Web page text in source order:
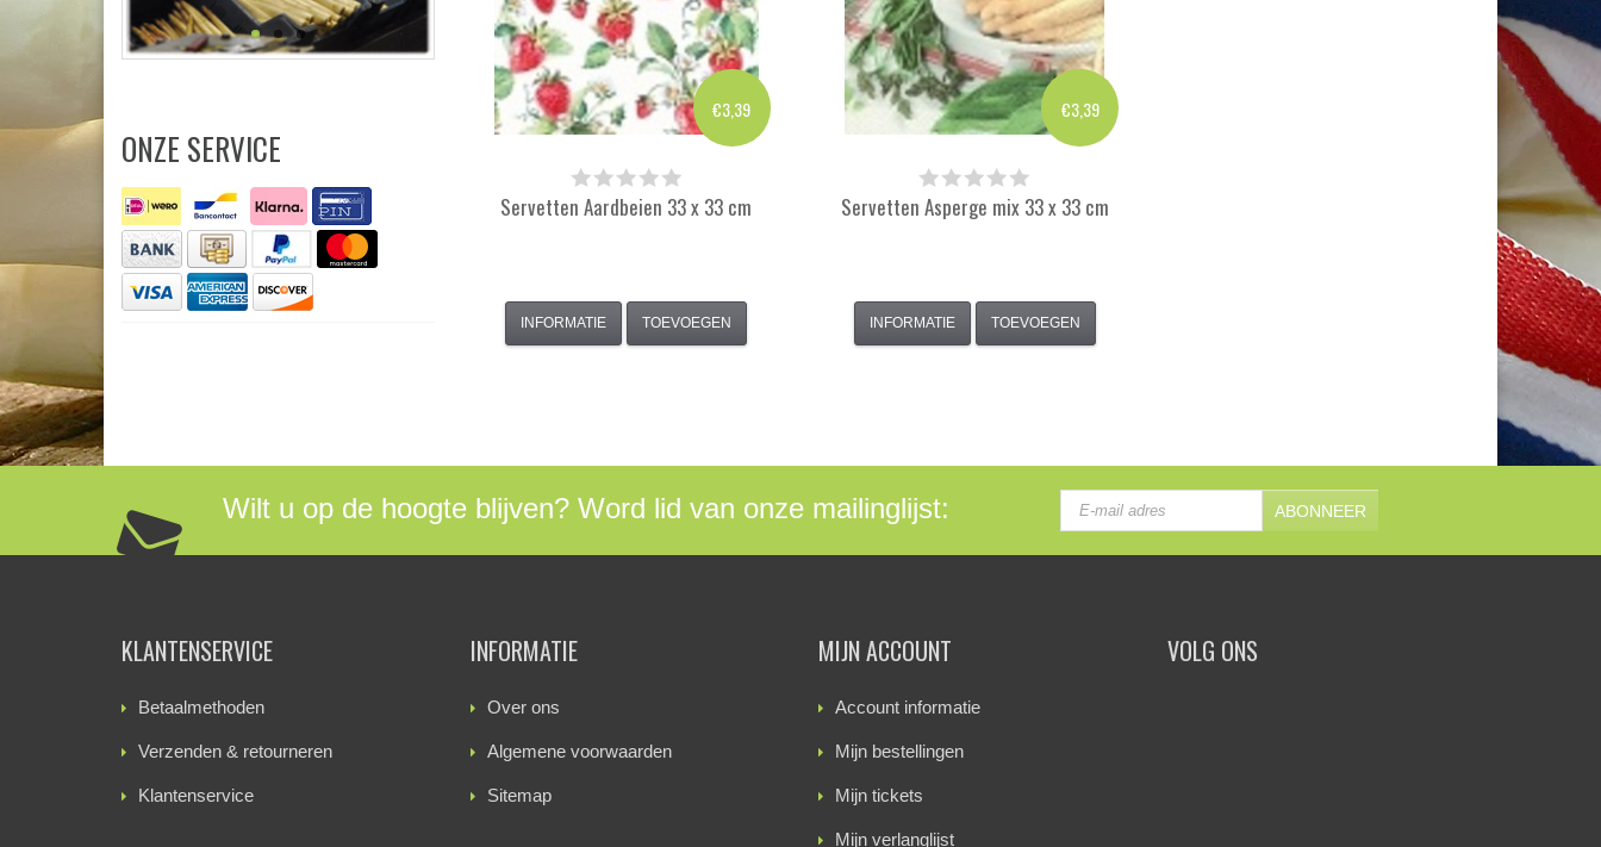
ONZE SERVICE
€3,39
Servetten Aardbeien 33 x 33 cm
INFORMATIE TOEVOEGEN
€3,39
Servetten Asperge mix 33 x 33 cm
INFORMATIE TOEVOEGEN
Wilt u op de hoogte blijven? Word lid van onze mailinglijst: ABONNEER
KLANTENSERVICE
Betaalmethoden
Verzenden & retourneren
Klantenservice
INFORMATIE
Over ons
Algemene voorwaarden
Sitemap
MIJN ACCOUNT
Account informatie
Mijn bestellingen
Mijn tickets
Mijn verlanglijst
VOLG ONS